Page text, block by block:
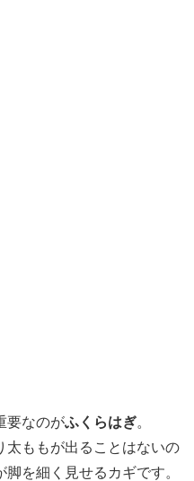
要なのがふくらはぎ。
太ももが出ることはないの
を細く見せるカギです。